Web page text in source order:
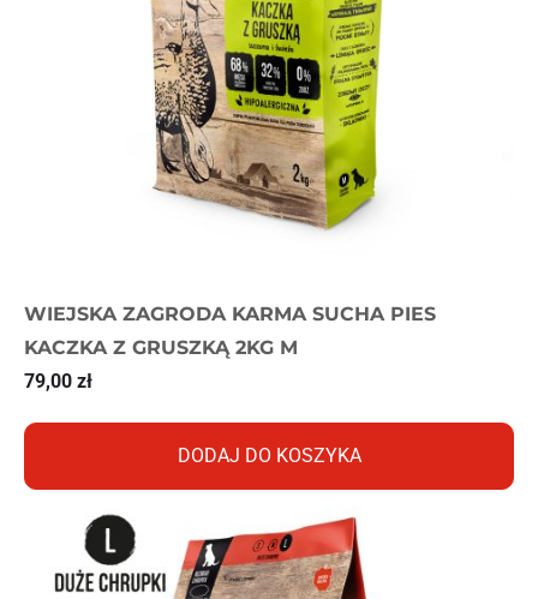
WIEJSKA ZAGRODA KARMA SUCHA PIES
KACZKA Z GRUSZKĄ 2KG M
79,00 zł
DODAJ DO KOSZYKA